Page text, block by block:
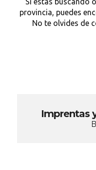
provincia, puedes
No te olvides de
Imprentas